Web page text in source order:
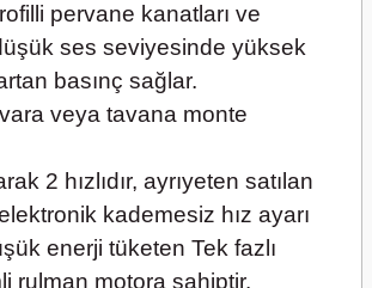
pervane kanatları ve
ses seviyesinde yüksek
basınç sağlar.
veya tavana monte
2 hızlıdır, ayrıyeten satılan
kademesiz hız ayarı
enerji tüketen Tek fazlı
rulman motora sahiptir.